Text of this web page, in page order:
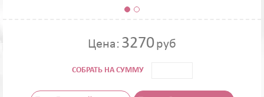
Цена: 3270руб
СОБРАТЬ НА СУММУ